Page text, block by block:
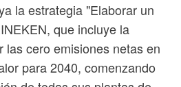
la estrategia "Elaborar un
que incluye la
las cero emisiones netas en
para 2040, comenzando